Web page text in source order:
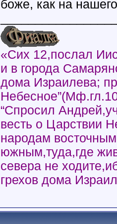
боже, как на
«Сих 12,послал
и в города
дома Израилева;
“Спросил
весть о Царствии
народам
южным,туда,где
севера не
грехов дома